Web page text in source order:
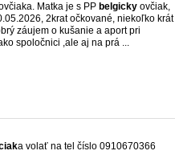
Matka je s PP belgicky ovčiak,
2krat očkované, niekoľko krát
záujem o kušanie a aport pri
spoločnici ,ale aj na prá ...
a volať na tel číslo 0910670366